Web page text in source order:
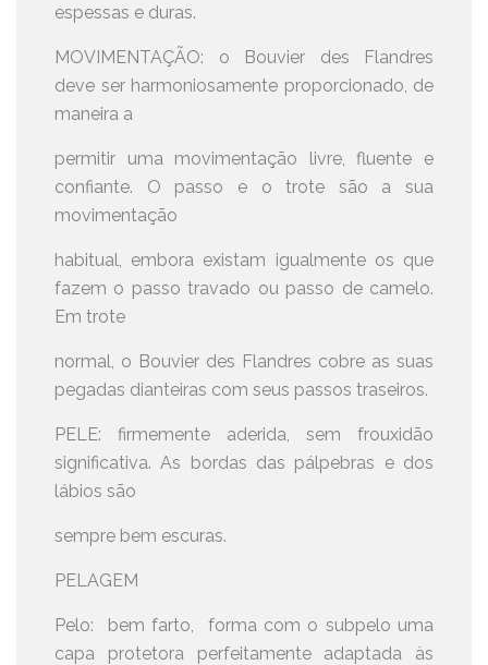
espessas e duras.
MOVIMENTAÇÃO: o Bouvier des Flandres
deve ser harmoniosamente proporcionado, de
maneira a
permitir uma movimentação livre, fluente e
confiante. O passo e o trote são a sua
movimentação
habitual, embora existam igualmente os que
fazem o passo travado ou passo de camelo.
Em trote
normal, o Bouvier des Flandres cobre as suas
pegadas dianteiras com seus passos traseiros.
PELE: firmemente aderida, sem frouxidão
significativa. As bordas das pálpebras e dos
lábios são
sempre bem escuras.
PELAGEM
Pelo: bem farto, forma com o subpelo uma
capa protetora perfeitamente adaptada às